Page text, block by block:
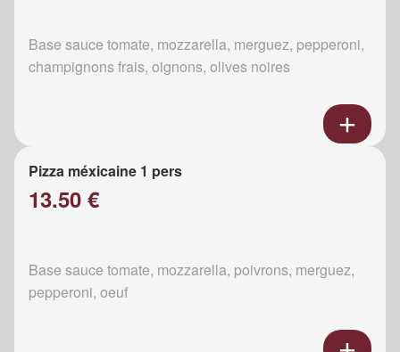
Base sauce tomate, mozzarella, merguez, pepperoni,
champignons frais, oignons, olives noires
Pizza méxicaine 1 pers
13.50 €
Base sauce tomate, mozzarella, poivrons, merguez,
pepperoni, oeuf